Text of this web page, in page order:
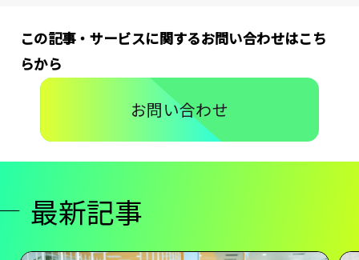
この記事・サービスに関するお問い合わせはこち
らから
お問い合わせ
最新記事